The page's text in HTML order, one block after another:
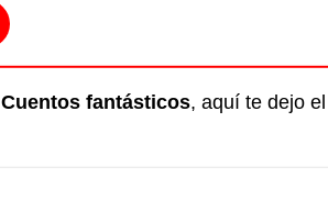
Cuentos fantásticos, aquí te dejo el